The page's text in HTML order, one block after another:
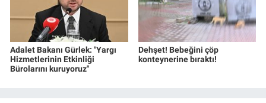
Adalet Bakanı Gürlek: "Yargı
Hizmetlerinin Etkinliği
Bürolarını kuruyoruz"
Dehşet! Bebeğini çöp
konteynerine bıraktı!